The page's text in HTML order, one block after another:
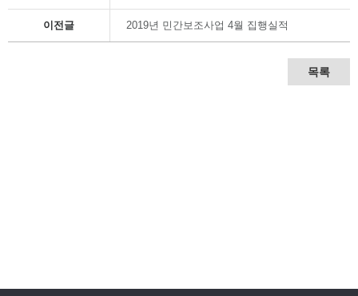
이전글 2019년 민간보조사업 4월 집행실적
목록